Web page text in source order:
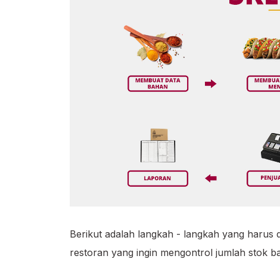
Berikut adalah langkah - langkah yang harus
restoran yang ingin mengontrol jumlah stok